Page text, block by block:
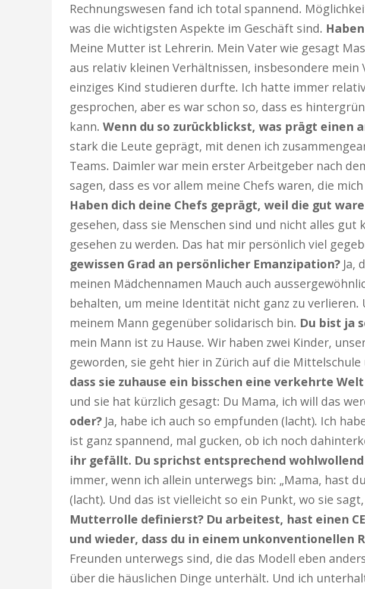
Rechnungswesen fand ich total spannend.
was die wichtigsten Aspekte im Geschäft sind.
Meine Mutter ist Lehrerin. Mein Vater wie gesagt
aus relativ kleinen Verhältnissen, insbesondere mein
einziges Kind studieren durfte. Ich hatte immer
gesprochen, aber es war schon so, dass es
kann. Wenn du so zurückblickst, was prägt einen
stark die Leute geprägt, mit denen ich
Teams. Daimler war mein erster Arbeitgeber nach
sagen, dass es vor allem meine Chefs waren, die
Haben dich deine Chefs geprägt, weil die gut
gesehen, dass sie Menschen sind und nicht alles gut
gesehen zu werden. Das hat mir persönlich viel
gewissen Grad an persönlicher Emanzipation? Ja,
meinen Mädchennamen Mauch auch
behalten, um meine Identität nicht ganz zu verlieren.
meinem Mann gegenüber solidarisch bin. Du bist ja
mein Mann ist zu Hause. Wir haben zwei Kinder,
geworden, sie geht hier in Zürich auf die Mittelschule
dass sie zuhause ein bisschen eine verkehrte
und sie hat kürzlich gesagt: Du Mama, ich will das
oder? Ja, habe ich auch so empfunden (lacht). Ich
ist ganz spannend, mal gucken, ob ich noch
ihr gefällt. Du sprichst entsprechend wohlwollend
immer, wenn ich allein unterwegs bin: „Mama, hast
(lacht). Und das ist vielleicht so ein Punkt, wo sie
Mutterrolle definierst? Du arbeitest, hast einen
und wieder, dass du in einem unkonventionellen
Freunden unterwegs sind, die das Modell eben
über die häuslichen Dinge unterhält. Und ich